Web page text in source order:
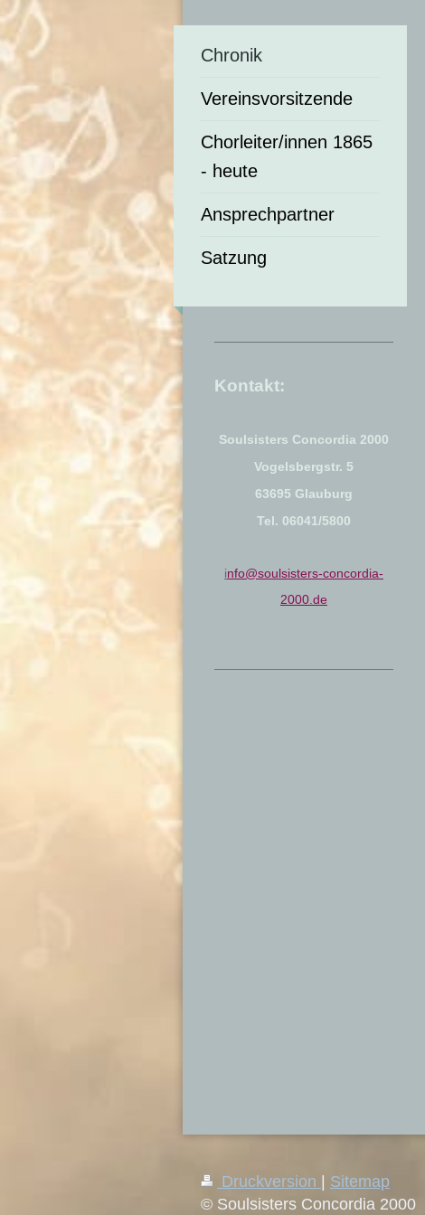
Chronik
Vereinsvorsitzende
Chorleiter/innen 1865
- heute
Ansprechpartner
Satzung
Kontakt:
Soulsisters Concordia 2000
Vogelsbergstr. 5
63695 Glauburg
Tel. 06041/5800
info@soulsisters-concordia-
2000.de
Druckversion | Sitemap
© Soulsisters Concordia 2000